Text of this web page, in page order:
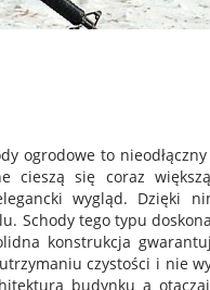
ogrodowe to
cieszą się coraz
wygląd. Dzięki
Schody tego typu
konstrukcja
czystości i nie
budynku a